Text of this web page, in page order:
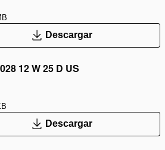
Descargar
12 W 25 D US
Descargar